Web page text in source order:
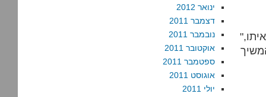
"נסו; מה יש לכם להפסיד" את מקום עבודתם, את הכבוד שבא איתו,
ינואר 2012
דצמבר 2011
נובמבר 2011
אוקטובר 2011
ספטמבר 2011
אוגוסט 2011
יולי 2011